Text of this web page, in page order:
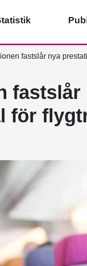
fastslår nya
fastslår
för